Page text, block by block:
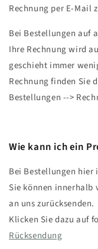
Rechnung per E-Mail
Bei Bestellungen auf
Ihre Rechnung wird
geschieht immer
Rechnung finden Sie
Bestellungen -->
Wie kann ich ein
Bei Bestellungen hier
Sie können innerhalb
an uns zurücksenden.
Klicken Sie dazu auf
Rücksendung